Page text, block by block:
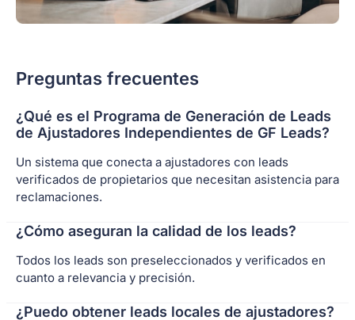
Preguntas frecuentes
¿Qué es el Programa de Generación de Leads
de Ajustadores Independientes de GF Leads?
Un sistema que conecta a ajustadores con leads
verificados de propietarios que necesitan asistencia para
reclamaciones.
¿Cómo aseguran la calidad de los leads?
Todos los leads son preseleccionados y verificados en
cuanto a relevancia y precisión.
¿Puedo obtener leads locales de ajustadores?